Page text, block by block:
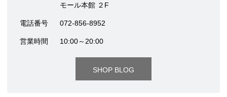
モール本館 ２F
電話番号 072-856-8952
営業時間 10:00～20:00
SHOP BLOG